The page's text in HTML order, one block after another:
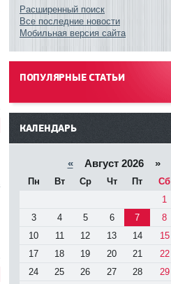
Расширенный поиск
Все последние новости
Мобильная версия сайта
ПОПУЛЯРНЫЕ СТАТЬИ
------
КАЛЕНДАРЬ
«Август 2026 »
Пн Вт Ср Чт Пт Сб
1
3
4 5 6 7 8
10
11 12 13 14 15
17
18 19 20 21 22
24
25 26 27 28 29